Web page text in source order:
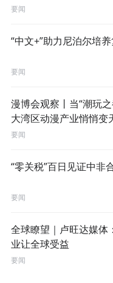
要闻
“中文+”助力尼泊尔培
要闻
漫博会观察丨当“潮玩之
大湾区动漫产业悄悄变
要闻
“零关税”百日见证中非
要闻
全球瞭望｜卢旺达媒体
业让全球受益
要闻